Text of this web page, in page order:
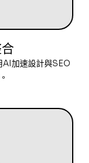
AI加速設計與SEO